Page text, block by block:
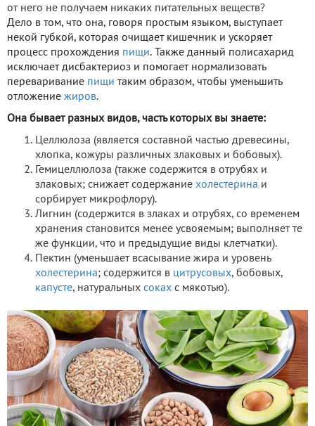
от него не получаем никаких питательных веществ?
Дело в том, что она, говоря простым языком, выступает
некой губкой, которая очищает кишечник и ускоряет
процесс прохождения пищи. Также данный полисахарид
исключает дисбактериоз и помогает нормализовать
переваривание пищи таким образом, чтобы уменьшить
отложение жиров.
Она бывает разных видов, часть которых вы знаете:
Целлюлоза (является составной частью древесины,
хлопка, кожуры различных злаковых и бобовых).
Гемицеллюлоза (также содержится в отрубях и
злаковых; снижает содержание холестерина и
сорбирует микрофлору).
Лигнин (содержится в злаках и отрубях, со временем
хранения становится менее усвояемым; выполняет те
же функции, что и предыдущие виды клетчатки).
Пектин (уменьшает всасывание жира и уровень
холестерина; содержится в цитрусовых, бобовых,
капусте, натуральных соках с мякотью).